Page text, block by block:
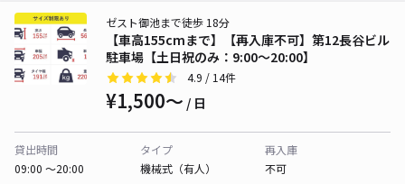
【車高155cmまで】【再入庫不可】第12長谷ビル
駐車場【土日祝のみ：9:00～20:00】
ゼスト御池まで徒歩 18分
4.9 / 14件
¥1,500〜 / 日
貸出時間
09:00 〜20:00
タイプ
機械式（有人）
再入庫
不可